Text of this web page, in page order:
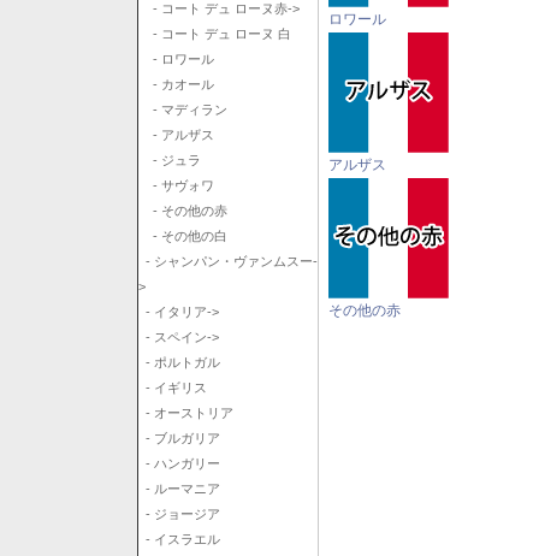
- コート デュ ローヌ赤->
- コート デュ ローヌ 白
- ロワール
- カオール
- マディラン
- アルザス
- ジュラ
- サヴォワ
- その他の赤
- その他の白
- シャンパン・ヴァンムスー-
>
- イタリア->
- スペイン->
- ポルトガル
- イギリス
- オーストリア
- ブルガリア
- ハンガリー
- ルーマニア
- ジョージア
- イスラエル
ロワール
アルザス
その他の赤